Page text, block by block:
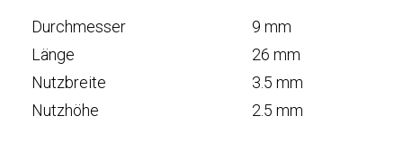
Durchmesser
9 mm
Länge
26 mm
Nutzbreite
3.5 mm
Nutzhöhe
2.5 mm